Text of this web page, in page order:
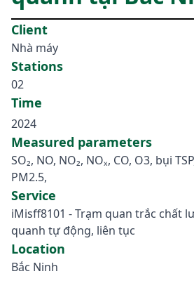
Client
Nhà máy
Stations
02
Time
2024
Measured parameters
SO₂, NO, NO₂, NOₓ, CO, O3, bụi
PM2.5,
Service
iMisff8101 - Trạm quan trắc chất
quanh tự động, liên tục
Location
Bắc Ninh